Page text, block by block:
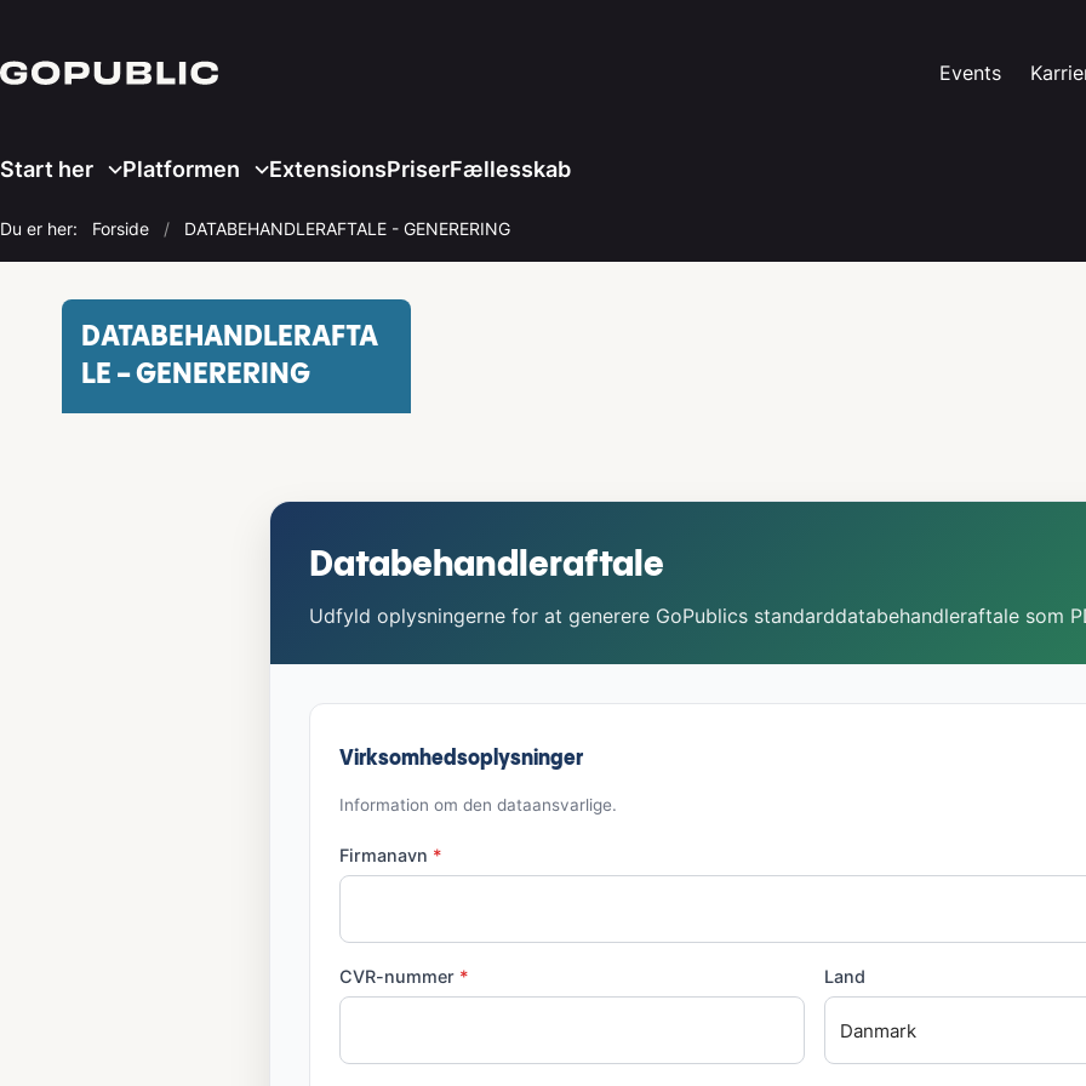
Events
Start her Platformen ExtensionsPriserFællesskab
Du er her: Forside DATABEHANDLERAFTALE - GENERERING
DATABEHANDLERAFTA
LE - GENERERING
Databehandleraftale
Udfyld oplysningerne for at generere GoPublics standarddatabehandleraftale som
Virksomhedsoplysninger
Information om den dataansvarlige.
Firmanavn *
CVR-nummer * Land